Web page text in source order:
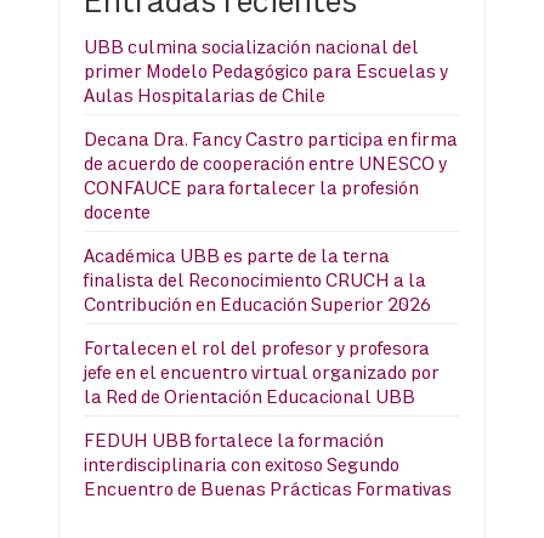
UBB culmina socialización nacional del
primer Modelo Pedagógico para Escuelas y
Aulas Hospitalarias de Chile
Decana Dra. Fancy Castro participa en firma
de acuerdo de cooperación entre UNESCO y
CONFAUCE para fortalecer la profesión
docente
Académica UBB es parte de la terna
finalista del Reconocimiento CRUCH a la
Contribución en Educación Superior 2026
Fortalecen el rol del profesor y profesora
jefe en el encuentro virtual organizado por
la Red de Orientación Educacional UBB
FEDUH UBB fortalece la formación
interdisciplinaria con exitoso Segundo
Encuentro de Buenas Prácticas Formativas